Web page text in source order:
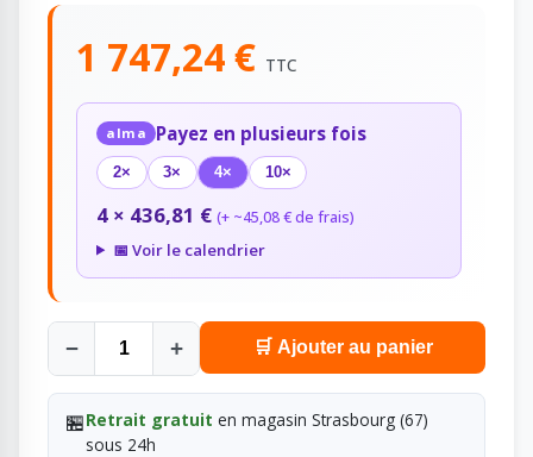
1 747,24 € TTC
alma Payez en plusieurs fois
2× 3× 4× 10×
4 × 436,81 € (+ ~45,08 € de frais)
📅 Voir le calendrier
− + 🛒 Ajouter au panier
🏪Retrait gratuit en magasin Strasbourg (67)
sous 24h